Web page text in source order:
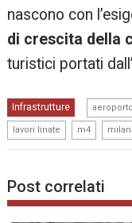
nascono con
di crescita della
turistici portati
Infrastrutture
lavori linate m4
Post correlati